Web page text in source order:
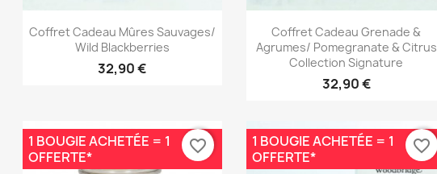
Aperçu rapide
Coffret Cadeau Mûres Sauvages/
Wild Blackberries
32,90 €
Aperçu rapide
Coffret Cadeau Grenade &
Agrumes/ Pomegranate & Citrus
Collection Signature
32,90 €
1 BOUGIE ACHETÉE = 1
OFFERTE*
favorite_border
1 BOUGIE ACHETÉE = 1
OFFERTE*
favorite_border